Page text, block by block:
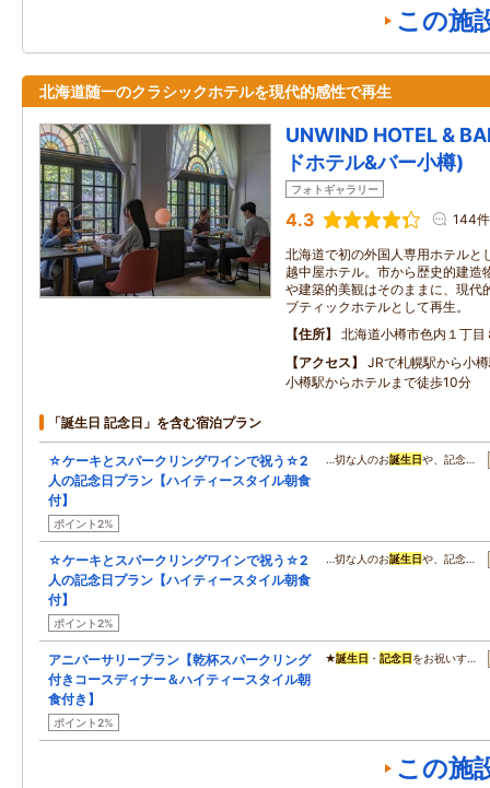
この施
北海道随一のクラシックホテルを現代的感性で再生
UNWIND HOTEL &
ドホテル&バー小樽)
フォトギャラリー
4.3 144件
北海道で初の外国人専用ホテルと
越中屋ホテル。市から歴史的建造
や建築的美観はそのままに、現代
ブティックホテルとして再生。
住所
北海道小樽市色内１丁目
アクセス
JRで札幌駅から
小樽駅からホテルまで徒歩10分
「誕生日 記念日」を含む宿泊プラン
☆ケーキとスパークリングワインで祝う☆2
人の記念日プラン【ハイティースタイル朝食
付】
ポイント2%
…切な人のお誕生日や、記念…
☆ケーキとスパークリングワインで祝う☆2
人の記念日プラン【ハイティースタイル朝食
付】
ポイント2%
…切な人のお誕生日や、記念…
アニバーサリープラン【乾杯スパークリング
付きコースディナー＆ハイティースタイル朝
食付き】
ポイント2%
★誕生日 ・ 記念日 をお祝いす…
この施